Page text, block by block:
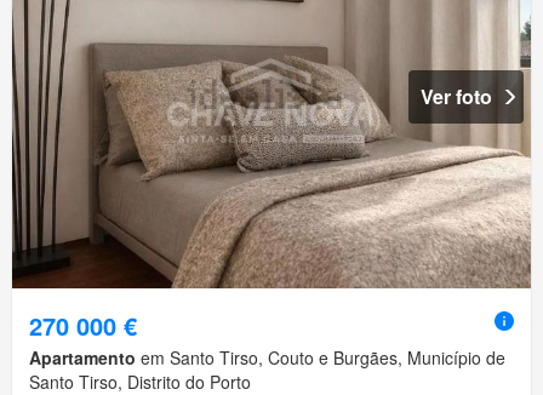
Ver foto
270 000 €
Apartamento em Santo Tirso, Couto e Burgães, Município de
Santo Tirso, Distrito do Porto